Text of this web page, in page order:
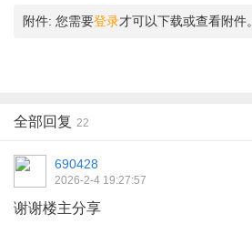
附件: 您需要登录才可以下载或查看附件
全部回复 22
690428
2026-2-4 19:27:57
谢谢楼主分享